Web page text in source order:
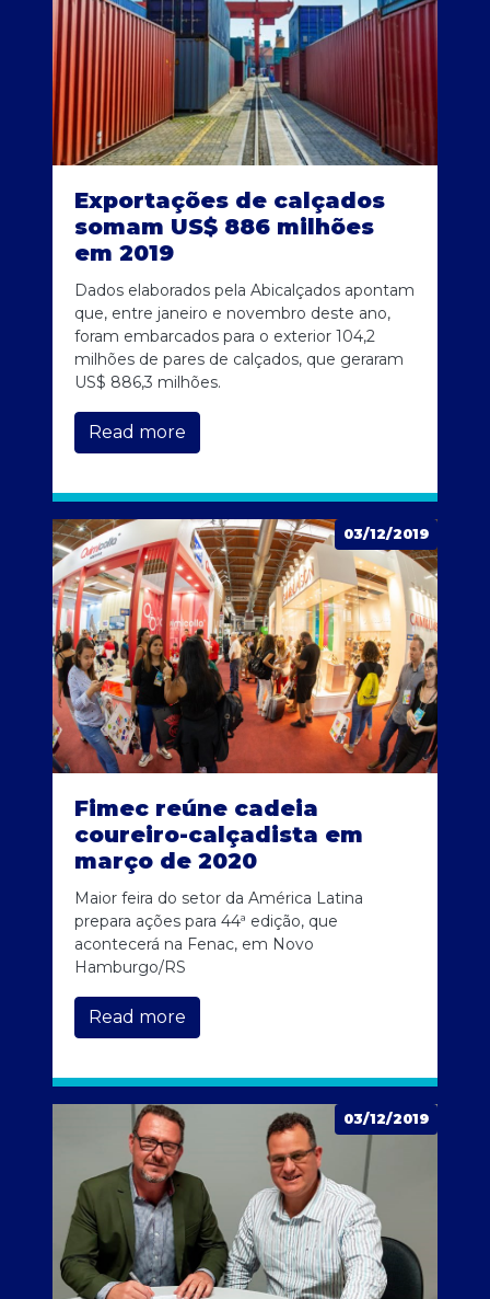
Exportações de calçados
somam US$ 886 milhões
em 2019
Dados elaborados pela Abicalçados apontam
que, entre janeiro e novembro deste ano,
foram embarcados para o exterior 104,2
milhões de pares de calçados, que geraram
US$ 886,3 milhões.
Read more
03/12/2019
Fimec reúne cadeia
coureiro-calçadista em
março de 2020
Maior feira do setor da América Latina
prepara ações para 44ª edição, que
acontecerá na Fenac, em Novo
Hamburgo/RS
Read more
03/12/2019